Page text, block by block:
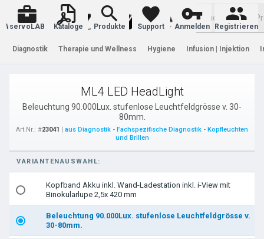
Warenkorb
servoLAB Kataloge Produkte Support Anmelden Registrieren
Diagnostik Therapie und Wellness Hygiene Infusion | Injektion
ML4 LED HeadLight
Beleuchtung 90.000Lux. stufenlose Leuchtfeldgrösse v. 30-
80mm.
Art.Nr.: #23041 | aus Diagnostik - Fachspezifische Diagnostik - Kopfleuchten
und Brillen
VARIANTENAUSWAHL:
Kopfband Akku inkl. Wand-Ladestation inkl. i-View mit
Binokularlupe 2,5x 420 mm
Beleuchtung 90.000Lux. stufenlose Leuchtfeldgrösse v.
30-80mm.